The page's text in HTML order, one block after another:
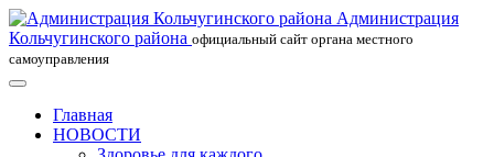
Администрация
Кольчугинского района официальный сайт органа местного
самоуправления
Главная
НОВОСТИ